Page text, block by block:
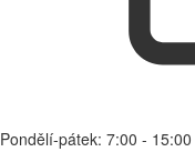
Pondělí-pátek: 7:00 - 15:00